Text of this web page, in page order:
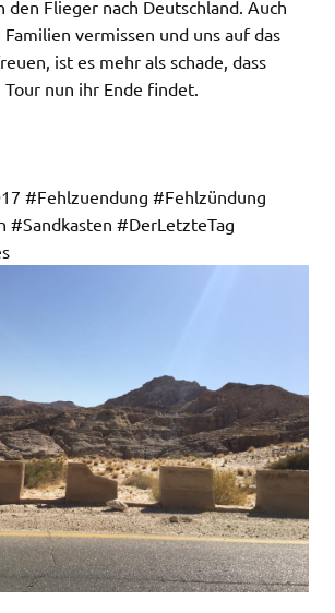
den Flieger nach Deutschland. Auch
vermissen und uns auf das
ist es mehr als schade, dass
nun ihr Ende findet.
#Fehlzuendung #Fehlzündung
#Sandkasten #DerLetzteTag